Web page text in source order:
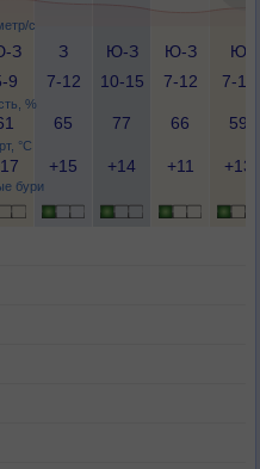
с
%
°C
бури
З
9
З
7-12
Ю-З
10-15
Ю-З
7-12
Ю
7-12
65 77 66 59
+15 +14 +11 +13